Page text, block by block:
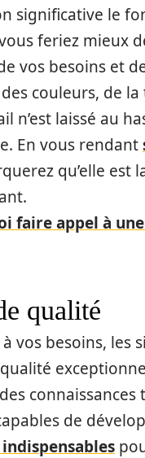
significative le
feriez mieux
vos besoins et
couleurs, de
n’est laissé au
En vous rendant
qu’elle
faire appel à
qualité
vos besoins, les
de